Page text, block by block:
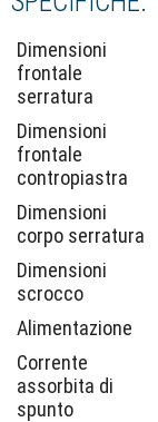
Dimensioni
frontale
serratura
Dimensioni
frontale
contropiastra
Dimensioni
corpo serratura
Dimensioni
scrocco
Alimentazione
Corrente
assorbita di
spunto